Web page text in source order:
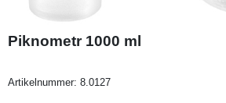
Piknometr 1000 ml
Artikelnummer: 8.0127